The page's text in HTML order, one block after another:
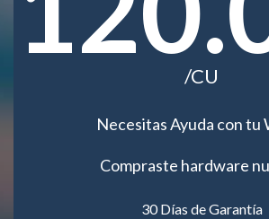
/CU
Necesitas Ayuda con tu
Compraste hardware
30 Días de Garantía